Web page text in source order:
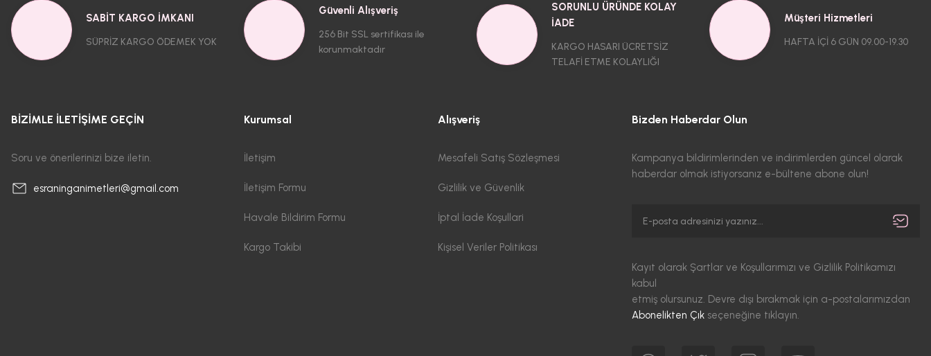
SABİT KARGO İMKANI
SÜPRİZ KARGO ÖDEMEK YOK
Güvenli Alışveriş
256 Bit SSL sertifikası ile
korunmaktadır
SORUNLU ÜRÜNDE KOLAY
İADE
KARGO HASARI ÜCRETSİZ
TELAFİ ETME KOLAYLIĞI
Müşteri Hizmetleri
HAFTA İÇİ 6 GÜN 09.00-19.30
BİZİMLE İLETİŞİME GEÇİN
Soru ve önerilerinizi bize iletin.
esraninganimetleri@gmail.com
Kurumsal
İletişim
İletişim Formu
Havale Bildirim Formu
Kargo Takibi
Alışveriş
Mesafeli Satış Sözleşmesi
Gizlilik ve Güvenlik
İptal İade Koşullari
Kişisel Veriler Politikası
Bizden Haberdar Olun
Kampanya bildirimlerinden ve indirimlerden güncel olarak
haberdar olmak istiyorsanız e-bültene abone olun!
Kayıt olarak Şartlar ve Koşullarımızı ve Gizlilik Politikamızı
kabul
etmiş olursunuz. Devre dışı bırakmak için a-postalarımızdan
Abonelikten Çık seçeneğine tıklayın.